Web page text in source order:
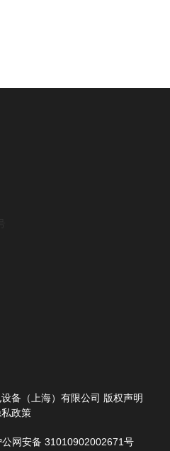
备（上海）有限公司 版权声明
私政策
公网安备 31010902002671号